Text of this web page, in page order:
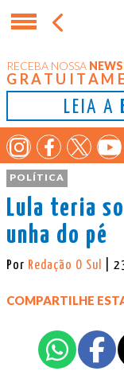
RECEBA NOSSA
LEIA A
POLÍTICA
Lula teria
unha do pé
Por Redação O Sul |
COMPARTILHE